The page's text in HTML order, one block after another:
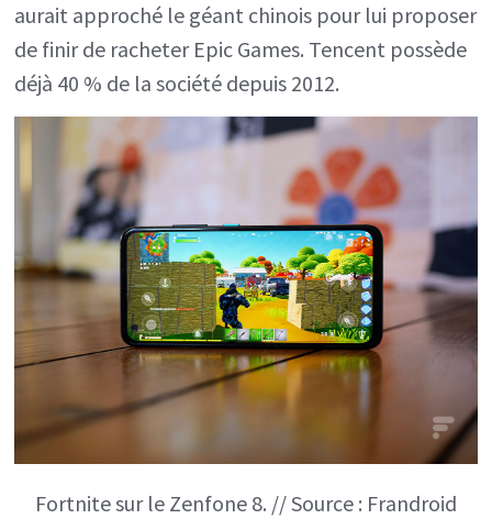
aurait approché le géant chinois pour lui proposer
de finir de racheter Epic Games. Tencent possède
déjà 40 % de la société depuis 2012.
Fortnite sur le Zenfone 8. // Source : Frandroid